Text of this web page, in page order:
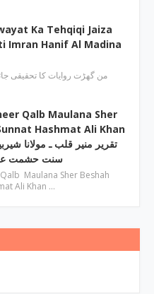
Ka Tehqiqi Jaiza
Imran Hanif Al Madina
من گھڑت روایات کا تحقیقی
Qalb Maulana Sher
Hashmat Ali Khan
سنت حشمت
Maulana Sher Beshah
Ali Khan …